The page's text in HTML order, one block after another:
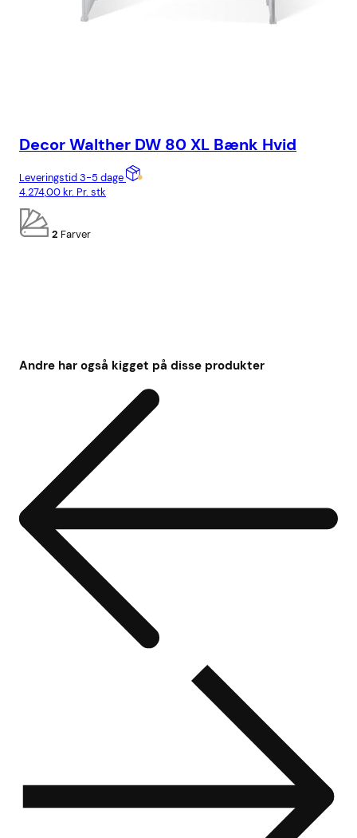
Decor Walther DW 80 XL Bænk Hvid
Leveringstid 3-5 dage
4.274,00kr. Pr. stk
2 Farver
Andre har også kigget på disse produkter